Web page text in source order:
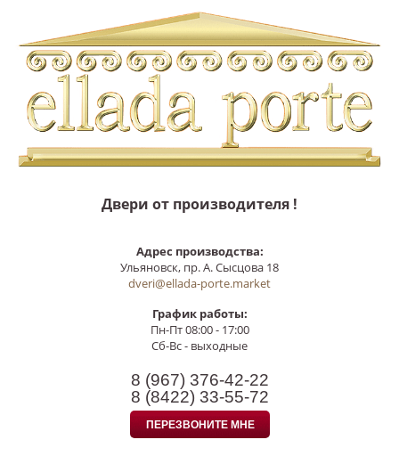
Двери от производителя !
Адрес производства:
Ульяновск, пр. А. Сысцова 18
dveri@ellada-porte.market
График работы:
Пн-Пт 08:00 - 17:00
Сб-Вс - выходные
8 (967) 376-42-22
8 (8422) 33-55-72
ПЕРЕЗВОНИТЕ МНЕ